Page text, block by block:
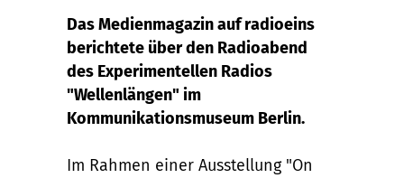
Das Medienmagazin auf radioeins
berichtete über den Radioabend
des Experimentellen Radios
"Wellenlängen" im
Kommunikationsmuseum Berlin.
Im Rahmen einer Ausstellung "On